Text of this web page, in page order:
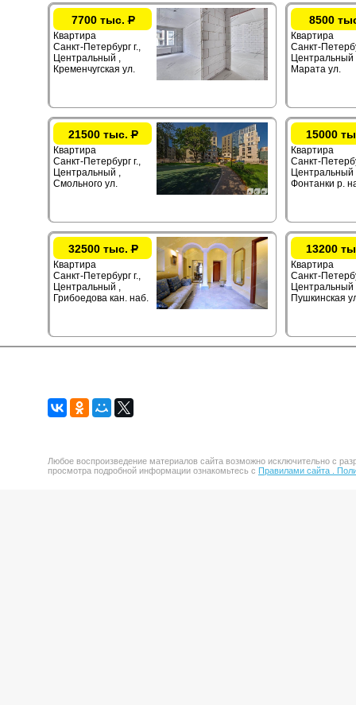
7700 тыс.Р
Квартира
Санкт-Петербург г.,
Центральный ,
Кременчугская ул.
8500
Квартира
Санкт-
Центральный
Марата ул.
21500 тыс.Р
Квартира
Санкт-Петербург г.,
Центральный ,
Смольного ул.
15000
Квартира
Санкт-
Центральный
Фонтанки р.
32500 тыс.Р
Квартира
Санкт-Петербург г.,
Центральный ,
Грибоедова кан. наб.
13200
Квартира
Санкт-
Центральный
Пушкинская
Любое воспроизведение материалов сайта возможно исключительно с
просмотра подробной информации ознакомьтесь с Правилами сайта .